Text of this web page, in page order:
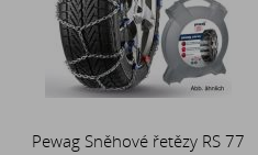
Pewag Sněhové řetězy RS 77